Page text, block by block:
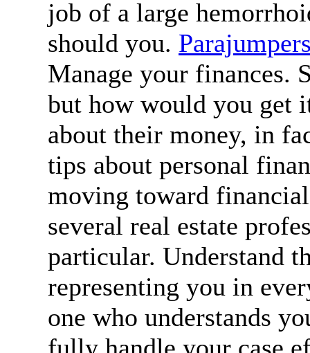
job of a large
should you.
Manage your finances.
but how would you get
about their money, in
tips about personal
moving toward
several real estate
particular. Understand
representing you in
one who understands